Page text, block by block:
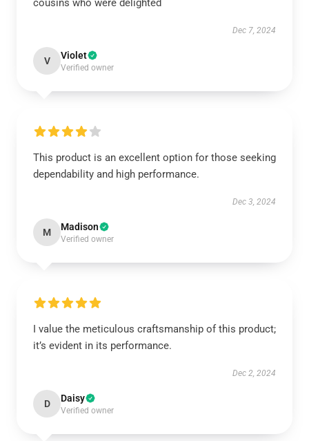
cousins who were delighted
Dec 7, 2024
V Violet
Verified owner
This product is an excellent option for those seeking
dependability and high performance.
Dec 3, 2024
M Madison
Verified owner
I value the meticulous craftsmanship of this product;
it’s evident in its performance.
Dec 2, 2024
D Daisy
Verified owner